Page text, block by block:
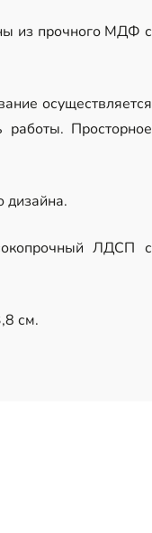
из прочного МДФ с
осуществляется
Просторное
дизайна.
ЛДСП с
см.